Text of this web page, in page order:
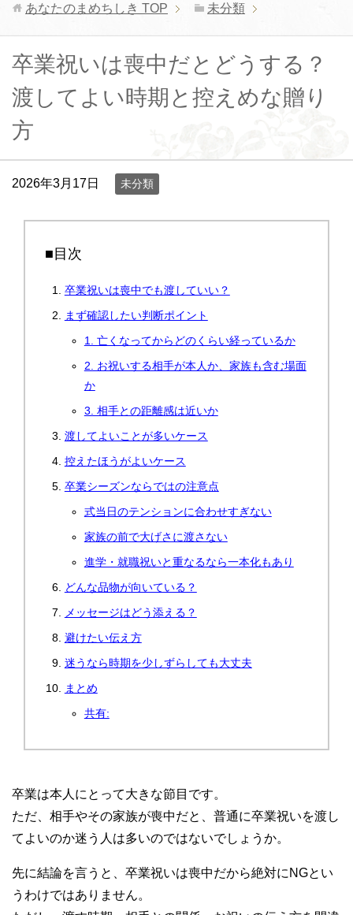
あなたのまめちしき TOP 未分類
卒業祝いは喪中だとどうする？
渡してよい時期と控えめな贈り
方
2026年3月17日 未分類
■目次
卒業祝いは喪中でも渡していい？
まず確認したい判断ポイント
1. 亡くなってからどのくらい経っているか
2. お祝いする相手が本人か、家族も含む場面
か
3. 相手との距離感は近いか
渡してよいことが多いケース
控えたほうがよいケース
卒業シーズンならではの注意点
式当日のテンションに合わせすぎない
家族の前で大げさに渡さない
進学・就職祝いと重なるなら一本化もあり
どんな品物が向いている？
メッセージはどう添える？
避けたい伝え方
迷うなら時期を少しずらしても大丈夫
まとめ
共有:
卒業は本人にとって大きな節目です。
ただ、相手やその家族が喪中だと、普通に卒業祝いを渡し
てよいのか迷う人は多いのではないでしょうか。
先に結論を言うと、卒業祝いは喪中だから絶対にNGとい
うわけではありません。